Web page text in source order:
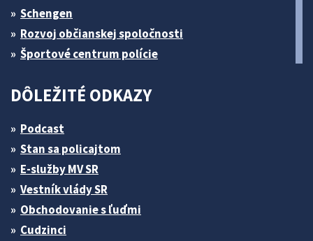
Schengen
Rozvoj občianskej spoločnosti
Športové centrum polície
DÔLEŽITÉ ODKAZY
Podcast
Stan sa policajtom
E-služby MV SR
Vestník vlády SR
Obchodovanie s ľuďmi
Cudzinci